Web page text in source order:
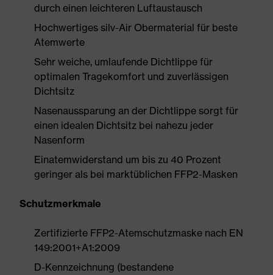
durch einen leichteren Luftaustausch
Hochwertiges silv-Air Obermaterial für beste
Atemwerte
Sehr weiche, umlaufende Dichtlippe für
optimalen Tragekomfort und zuverlässigen
Dichtsitz
Nasenaussparung an der Dichtlippe sorgt für
einen idealen Dichtsitz bei nahezu jeder
Nasenform
Einatemwiderstand um bis zu 40 Prozent
geringer als bei marktüblichen FFP2-Masken
Schutzmerkmale
Zertifizierte FFP2-Atemschutzmaske nach EN
149:2001+A1:2009
D-Kennzeichnung (bestandene